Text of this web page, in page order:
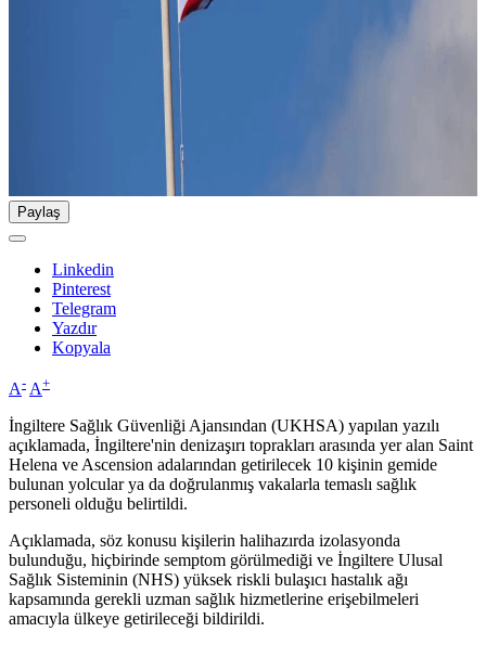
Paylaş
Linkedin
Pinterest
Telegram
Yazdır
Kopyala
A- A+
İngiltere Sağlık Güvenliği Ajansından (UKHSA) yapılan yazılı
açıklamada, İngiltere'nin denizaşırı toprakları arasında yer alan Saint
Helena ve Ascension adalarından getirilecek 10 kişinin gemide
bulunan yolcular ya da doğrulanmış vakalarla temaslı sağlık
personeli olduğu belirtildi.
Açıklamada, söz konusu kişilerin halihazırda izolasyonda
bulunduğu, hiçbirinde semptom görülmediği ve İngiltere Ulusal
Sağlık Sisteminin (NHS) yüksek riskli bulaşıcı hastalık ağı
kapsamında gerekli uzman sağlık hizmetlerine erişebilmeleri
amacıyla ülkeye getirileceği bildirildi.